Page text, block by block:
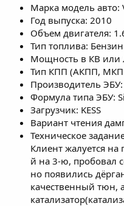
Марка модель авто:
Год выпуска: 2010
Объем двигателя:
Тип топлива: Бензин
Мощность в КВ или
Тип КПП (АКПП,
Производитель ЭБУ:
Формула типа ЭБУ:
Загрузчик: KESS
Вариант чтения
Техническое
Клиент жалуется
й на 3-ю, пробовал
но появились
качественный тюн,